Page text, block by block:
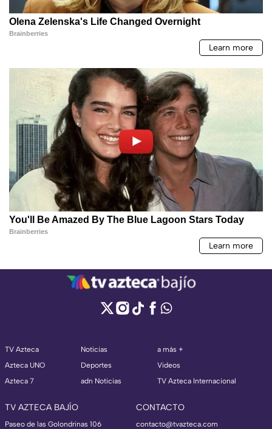
TV Azteca
Azteca UNO
Azteca 7
Noticias
Deportes
adn Noticias
a más +
Videos
TV Azteca Internacional
TV AZTECA BAJÍO
Paseo de las Golondrinas 106
CONTACTO
contacto@tvazteca.com